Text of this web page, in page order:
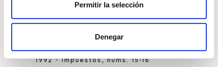
Permitir la selección
Denegar
2002 - Aranzadi
Aspectos tributarios de las Juntas de
1992 - Impuestos, núms. 15-16